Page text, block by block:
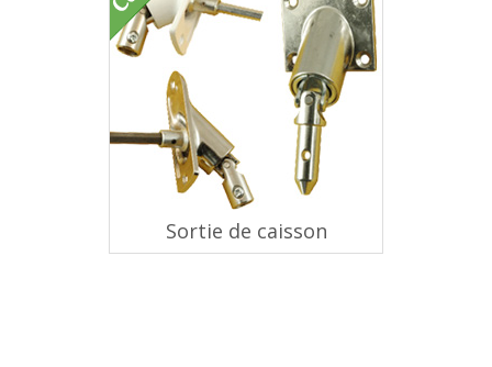
Sortie de caisson